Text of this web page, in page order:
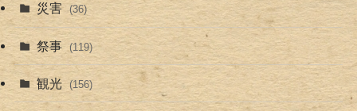
災害 (36)
祭事 (119)
観光 (156)